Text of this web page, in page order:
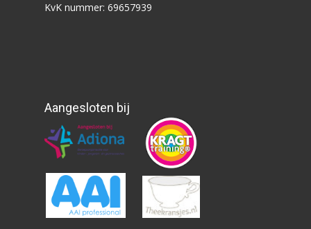
KvK nummer: 69657939
Aangesloten bij